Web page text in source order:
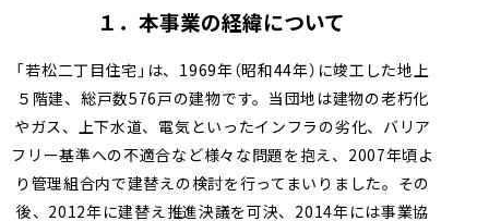
１．本事業の経緯について
「若松二丁目住宅」は、1969年（昭和44年）に竣工した地上
５階建、総戸数576戸の建物です。当団地は建物の老朽化
やガス、上下水道、電気といったインフラの劣化、バリア
フリー基準への不適合など様々な問題を抱え、2007年頃よ
り管理組合内で建替えの検討を行ってまいりました。その
後、2012年に建替え推進決議を可決、2014年には事業協